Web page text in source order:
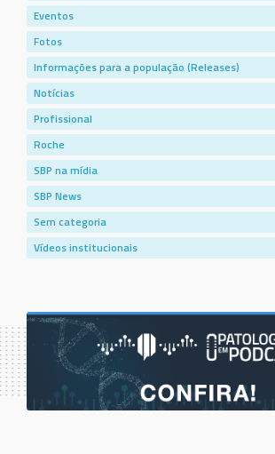
Eventos
Fotos
Informações para a população (Releases)
Notícias
Profissional
Roche
SBP na mídia
SBP News
Sem categoria
Vídeos institucionais